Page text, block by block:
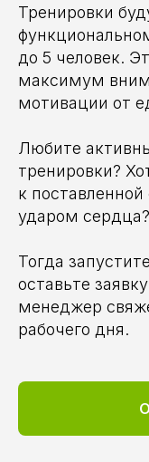
Тренировки
до 5 человек.
максимум
мотивации от
Любите
тренировки?
к
ударом сердца?
Тогда
оставьте
менеджер
рабочего дня.